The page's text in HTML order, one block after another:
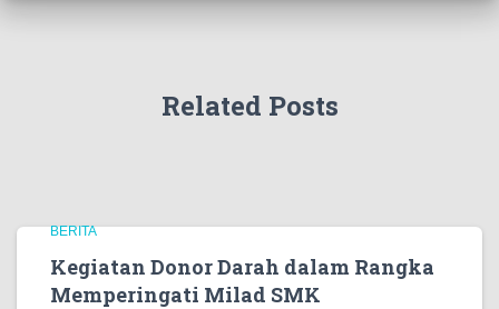
Related Posts
BERITA
Kegiatan Donor Darah dalam Rangka
Memperingati Milad SMK